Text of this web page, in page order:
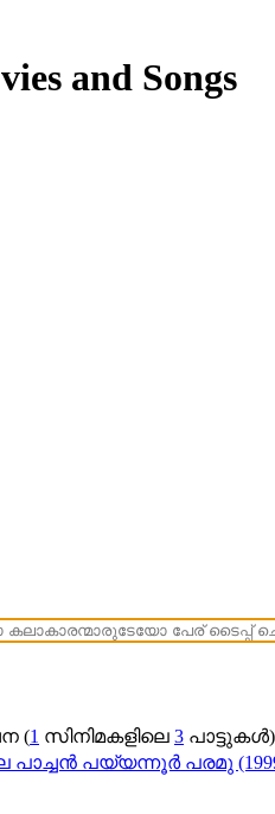
and Songs
(1 സിനിമകളിലെ 3
പാച്ചൻ പയ്യന്നൂർ പരമു